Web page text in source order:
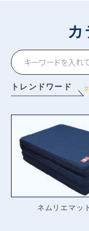
トレンドワード
ネムリエマッ